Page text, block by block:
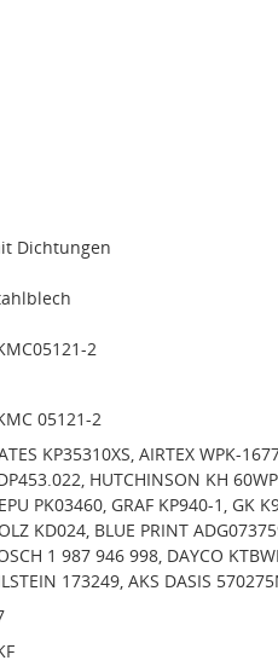
Dichtungen
2
05121-2
KP35310XS, AIRTEX WPK-
HUTCHINSON KH
PK03460, GRAF KP940-1, GK
KD024, BLUE PRINT
1 987 946 998, DAYCO
173249, AKS DASIS